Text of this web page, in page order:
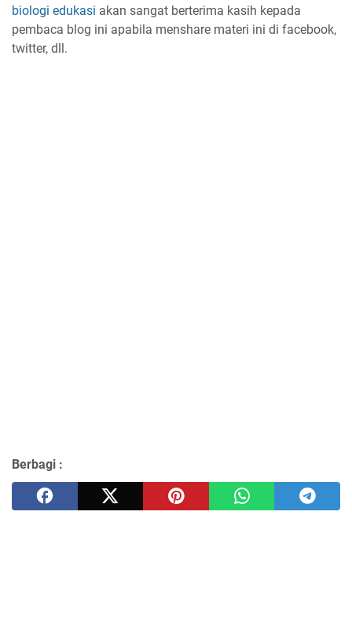
biologi edukasi akan sangat berterima kasih kepada
pembaca blog ini apabila menshare materi ini di facebook,
twitter, dll.
Berbagi :